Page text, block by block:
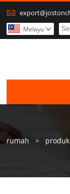

Melayu 
rumah > produk